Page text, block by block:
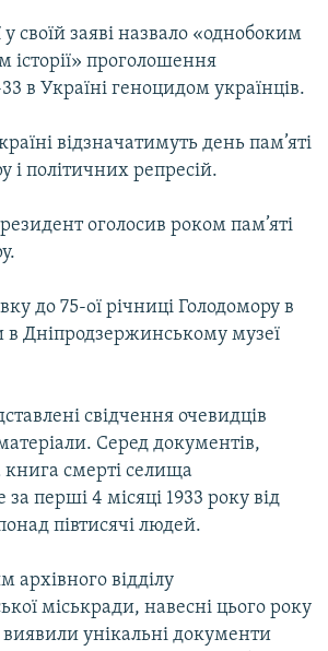
своїй заяві назвало «однобоким
історії» проголошення
в Україні геноцидом українців.
відзначатимуть день пам’яті
і політичних репресій.
оголосив роком пам’яті
до 75-ої річниці Голодомору в
в Дніпродзержинському музеї
свідчення очевидців
Серед документів,
смерті селища
перші 4 місяці 1933 року від
півтисячі людей.
архівного відділу
міськради, навесні цього року
виявили унікальні документи